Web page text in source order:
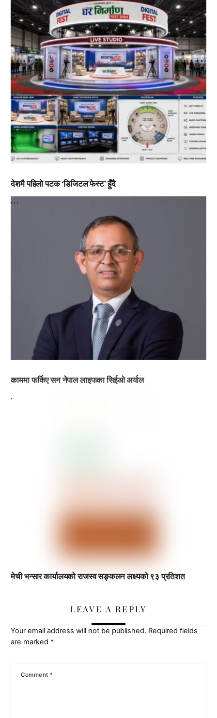
,,
देशमै पहिलो पटक ‘डिजिटल फेस्ट’ हुँदै
काममा फर्किए सन नेपाल लाइफका सिईओ अर्याल
,
मेची भन्सार कार्यालयको राजस्व सङ्कलन लक्ष्यको ९३ प्रतिशत
LEAVE A REPLY
Your email address will not be published. Required fields
are marked *
Comment*